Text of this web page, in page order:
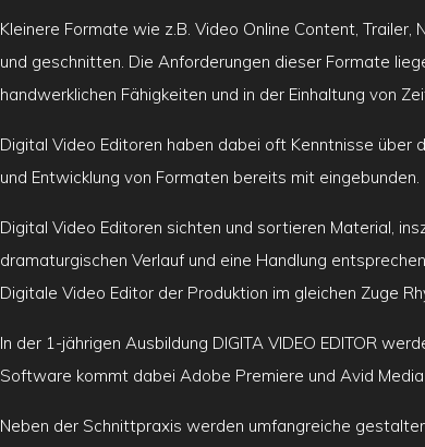
Kleinere Formate wie z.B. Video Online Content,
und geschnitten. Die Anforderungen dieser Formate
handwerklichen Fähigkeiten und in der Einhaltung von
Digital Video Editoren haben dabei oft Kenntnisse über
und Entwicklung von Formaten bereits mit eingebunden.
Digital Video Editoren sichten und sortieren Material,
dramaturgischen Verlauf und eine Handlung
Digitale Video Editor der Produktion im gleichen Zuge
In der 1-jährigen Ausbildung DIGITA VIDEO EDITOR
Software kommt dabei Adobe Premiere und Avid
Neben der Schnittpraxis werden umfangreiche